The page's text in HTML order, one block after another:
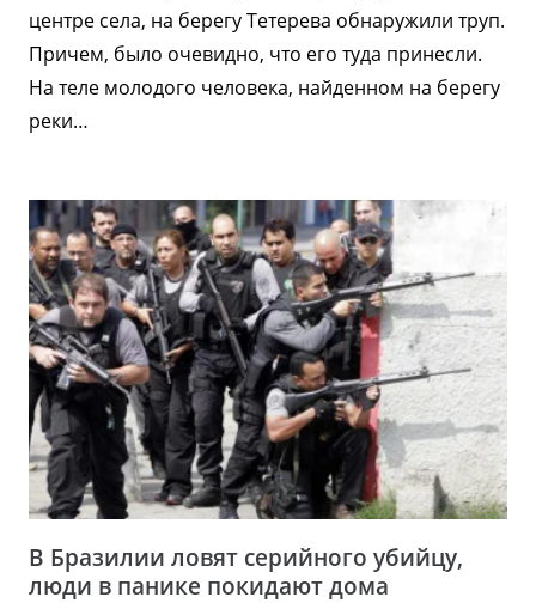
центре села, на берегу Тетерева обнаружили труп.
Причем, было очевидно, что его туда принесли.
На теле молодого человека, найденном на берегу
реки…
В Бразилии ловят серийного убийцу,
люди в панике покидают дома